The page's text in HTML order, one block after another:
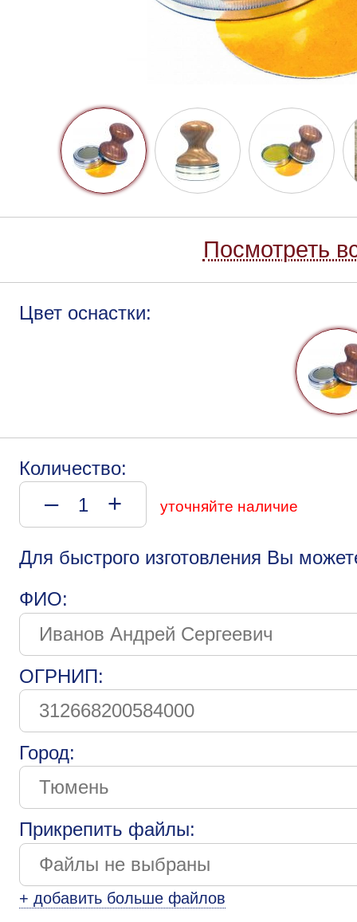
Посмотреть
Цвет оснастки:
Количество:
– + уточняйте наличие
Для быстрого изготовления Вы
ФИО:
ОГРНИП:
Город:
Прикрепить файлы:
+ добавить больше файлов